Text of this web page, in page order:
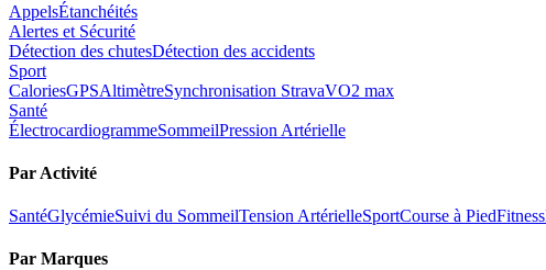
AppelsÉtanchéités
Alertes et Sécurité
Détection des chutesDétection des accidents
Sport
CaloriesGPSAltimètreSynchronisation StravaVO2 max
Santé
ÉlectrocardiogrammeSommeilPression Artérielle
Par Activité
SantéGlycémieSuivi du SommeilTension ArtérielleSportCourse à PiedFitness
Par Marques